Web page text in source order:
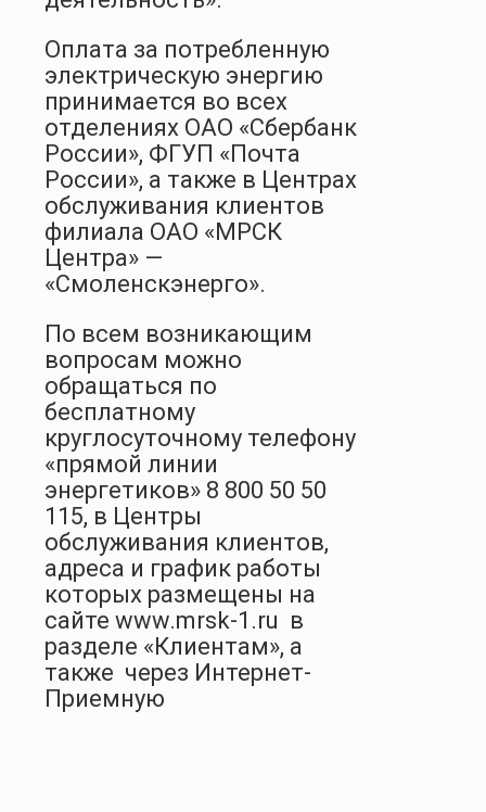
Оплата за потребленную
электрическую энергию
принимается во всех
отделениях ОАО «Сбербанк
России», ФГУП «Почта
России», а также в Центрах
обслуживания клиентов
филиала ОАО «МРСК
Центра» —
«Смоленскэнерго».
По всем возникающим
вопросам можно
обращаться по
бесплатному
круглосуточному телефону
«прямой линии
энергетиков» 8 800 50 50
115, в Центры
обслуживания клиентов,
адреса и график работы
которых размещены на
сайте www.mrsk-1.ru в
разделе «Клиентам», а
также через Интернет-
Приемную